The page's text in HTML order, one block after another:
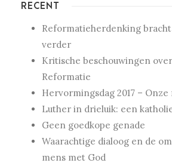
RECENT
Reformatieherdenking
verder
Kritische beschouwingen
Reformatie
Hervormingsdag 2017 –
Luther in drieluik: een
Geen goedkope genade
Waarachtige dialoog en de
mens met God